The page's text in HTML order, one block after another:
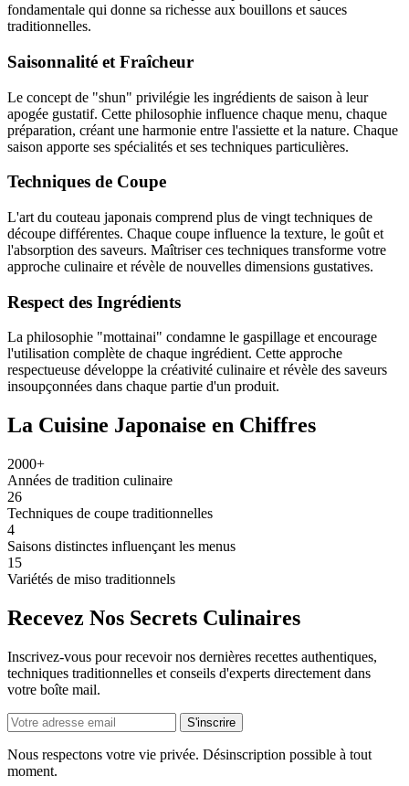
fondamentale qui donne sa richesse aux bouillons et sauces
traditionnelles.
Saisonnalité et Fraîcheur
Le concept de "shun" privilégie les ingrédients de saison à leur
apogée gustatif. Cette philosophie influence chaque menu, chaque
préparation, créant une harmonie entre l'assiette et la nature. Chaque
saison apporte ses spécialités et ses techniques particulières.
Techniques de Coupe
L'art du couteau japonais comprend plus de vingt techniques de
découpe différentes. Chaque coupe influence la texture, le goût et
l'absorption des saveurs. Maîtriser ces techniques transforme votre
approche culinaire et révèle de nouvelles dimensions gustatives.
Respect des Ingrédients
La philosophie "mottainai" condamne le gaspillage et encourage
l'utilisation complète de chaque ingrédient. Cette approche
respectueuse développe la créativité culinaire et révèle des saveurs
insoupçonnées dans chaque partie d'un produit.
La Cuisine Japonaise en Chiffres
2000+
Années de tradition culinaire
26
Techniques de coupe traditionnelles
4
Saisons distinctes influençant les menus
15
Variétés de miso traditionnels
Recevez Nos Secrets Culinaires
Inscrivez-vous pour recevoir nos dernières recettes authentiques,
techniques traditionnelles et conseils d'experts directement dans
votre boîte mail.
S'inscrire
Nous respectons votre vie privée. Désinscription possible à tout
moment.